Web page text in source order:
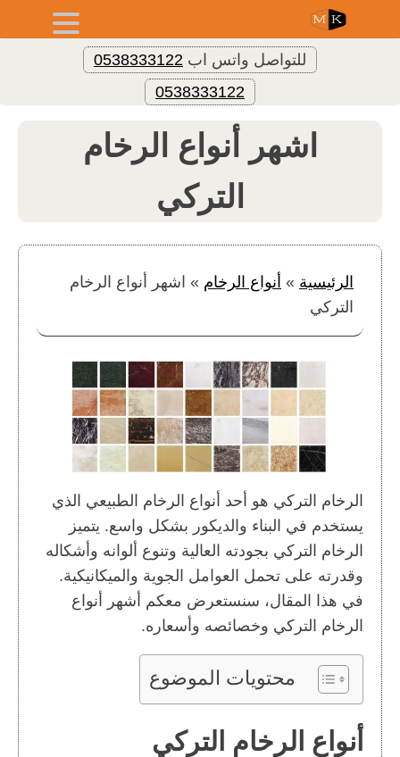
للتواصل واتس اب 0538333122
0538333122
اشهر أنواع الرخام
التركي
الرئيسية » أنواع الرخام » اشهر أنواع الرخام
التركي
الرخام التركي هو أحد أنواع الرخام الطبيعي الذي
يستخدم في البناء والديكور بشكل واسع. يتميز
الرخام التركي بجودته العالية وتنوع ألوانه وأشكاله
وقدرته على تحمل العوامل الجوية والميكانيكية.
في هذا المقال، سنستعرض معكم أشهر أنواع
الرخام التركي وخصائصه وأسعاره.
محتويات الموضوع
أنواع الرخام التركي